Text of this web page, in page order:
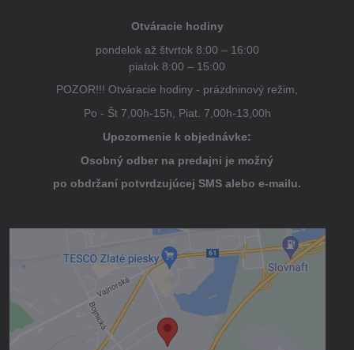
Otváracie hodiny
pondelok až štvrtok 8:00 – 16:00
piatok 8:00 – 15:00
POZOR!!! Otváracie hodiny - prázdninový režim,
Po - Št 7,00h-15h, Piat. 7,00h-13,00h
Upozornenie k objednávke:
Osobný odber na predajni je možný
po obdržaní potvrdzujúcej SMS alebo e-mailu.
Externý obsah je blokovaný Voľbami
súkromia
Prajete si načítať externý obsah?